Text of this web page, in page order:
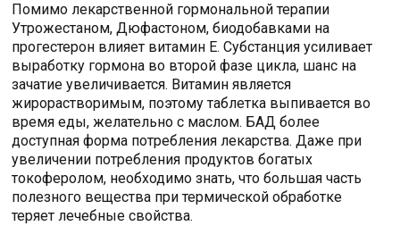
Помимо лекарственной гормональной терапии
Утрожестаном, Дюфастоном, биодобавками на
прогестерон влияет витамин Е. Субстанция усиливает
выработку гормона во второй фазе цикла, шанс на
зачатие увеличивается. Витамин является
жирорастворимым, поэтому таблетка выпивается во
время еды, желательно с маслом. БАД более
доступная форма потребления лекарства. Даже при
увеличении потребления продуктов богатых
токоферолом, необходимо знать, что большая часть
полезного вещества при термической обработке
теряет лечебные свойства.